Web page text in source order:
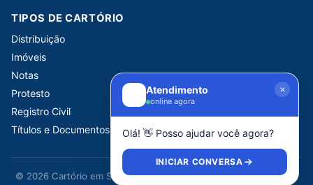
TIPOS DE CARTÓRIO
Distribuição
Imóveis
Notas
Protesto
Registro Civil
Títulos e Documentos
© 2026 Cartório em São Paulo. Portal informativo independente.
Atendimento
online agora
Olá! 👋 Posso ajudar você agora?
INICIAR CONVERSA